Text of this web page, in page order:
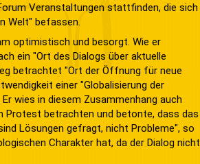
Veranstaltungen stattfinden, die sich
Welt" befassen.
optimistisch und besorgt. Wie er
ein "Ort des Dialogs über aktuelle
betrachtet "Ort der Öffnung für neue
einer "Globalisierung der
wies in diesem Zusammenhang auch
Protest betrachten und betonte, dass das
Lösungen gefragt, nicht Probleme", so
Charakter hat, da der Dialog nicht